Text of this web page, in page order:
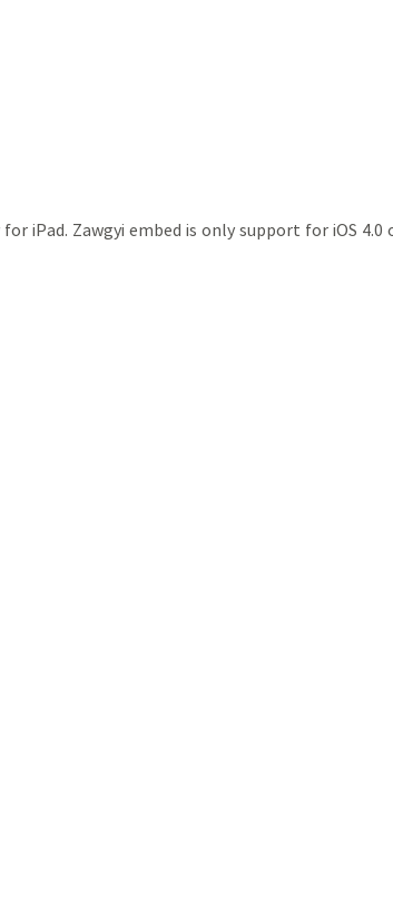
iPad. Zawgyi embed is only support for iOS